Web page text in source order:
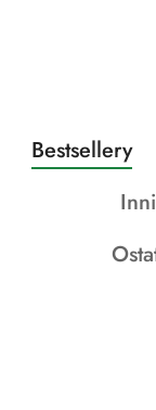
Pomiń
Produkty
o
Bestsellery